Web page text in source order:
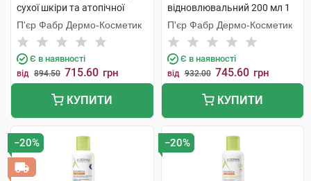
сухої шкіри та атопічної
шкіри 200 мл 1 туба
П'єр Фабр Дермо-Косметик
Є в наявності
від 894.50 715.60 грн
КУПИТИ
відновлювальний 200 мл 1
туба
П'єр Фабр Дермо-Косметик
Є в наявності
від 932.00 745.60 грн
КУПИТИ
−20% −20%